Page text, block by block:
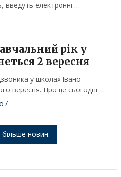
введуть електронні …
рік у
2 вересня
у школах Івано-
вересня. Про це сьогодні …
/
новин.